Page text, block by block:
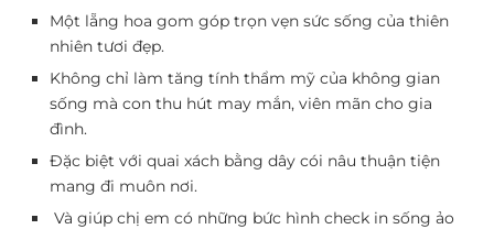
Một lẵng hoa gom góp trọn vẹn sức sống của thiên
nhiên tươi đẹp.
Không chỉ làm tăng tính thẩm mỹ của không gian
sống mà con thu hút may mắn, viên mãn cho gia
đình.
Đặc biệt với quai xách bằng dây cói nâu thuận tiện
mang đi muôn nơi.
Và giúp chị em có những bức hình check in sống ảo